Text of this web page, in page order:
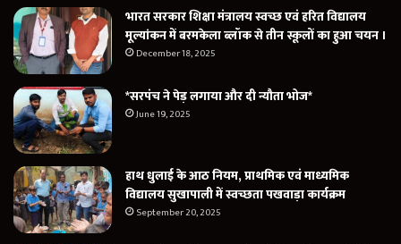
भारत सरकार शिक्षा मंत्रालय स्वच्छ एवं हरित विद्यालय
मूल्यांकन में बरमकेला ब्लॉक से तीन स्कूलों का हुआ चयन ।
December 18, 2025
*सरपंच ने पेड़ लगाया और दी न्यौता भोज*
June 19, 2025
हाथ धुलाई के आठ नियम, प्राथमिक एवं माध्यमिक
विद्यालय सुखापाली में स्वच्छता पखवाड़ा कार्यक्रम
September 20, 2025